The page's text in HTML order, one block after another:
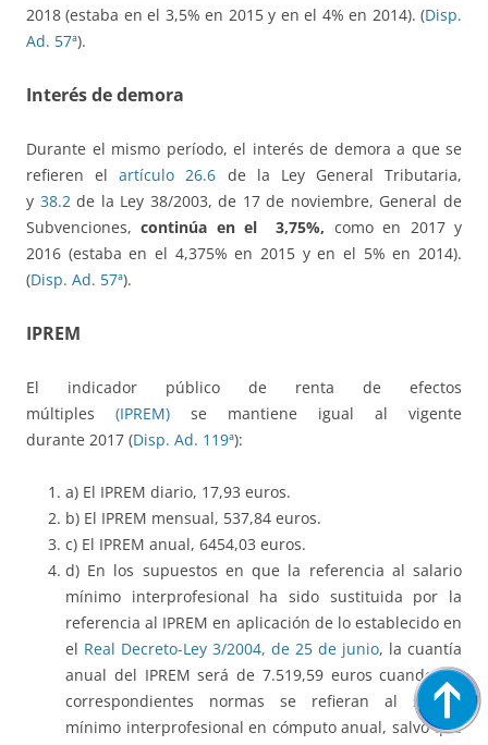
2018 (estaba en el 3,5% en 2015 y en el 4% en 2014). (Disp.
Ad. 57ª).
Interés de demora
Durante el mismo período, el interés de demora a que se
refieren elartículo 26.6 de la Ley General Tributaria,
y 38.2 de la Ley 38/2003, de 17 de noviembre, General de
Subvenciones,continúa en el 3,75%, como en 2017 y
2016 (estaba en el 4,375% en 2015 y en el 5% en 2014).
(Disp. Ad. 57ª).
IPREM
El indicador público de renta de efectos
múltiples (IPREM) se mantiene igual al vigente
durante 2017 (Disp. Ad. 119ª):
a) El IPREM diario, 17,93 euros.
b) El IPREM mensual, 537,84 euros.
c) El IPREM anual, 6454,03 euros.
d) En los supuestos en que la referencia al salario
mínimo interprofesional ha sido sustituida por la
referencia al IPREM en aplicación de lo establecido en
el Real Decreto-Ley 3/2004, de 25 de junio, la cuantía
anual del IPREM será de 7.519,59 euros cuando las
correspondientes normas se refieran al salario
mínimo interprofesional en cómputo anual, salvo que